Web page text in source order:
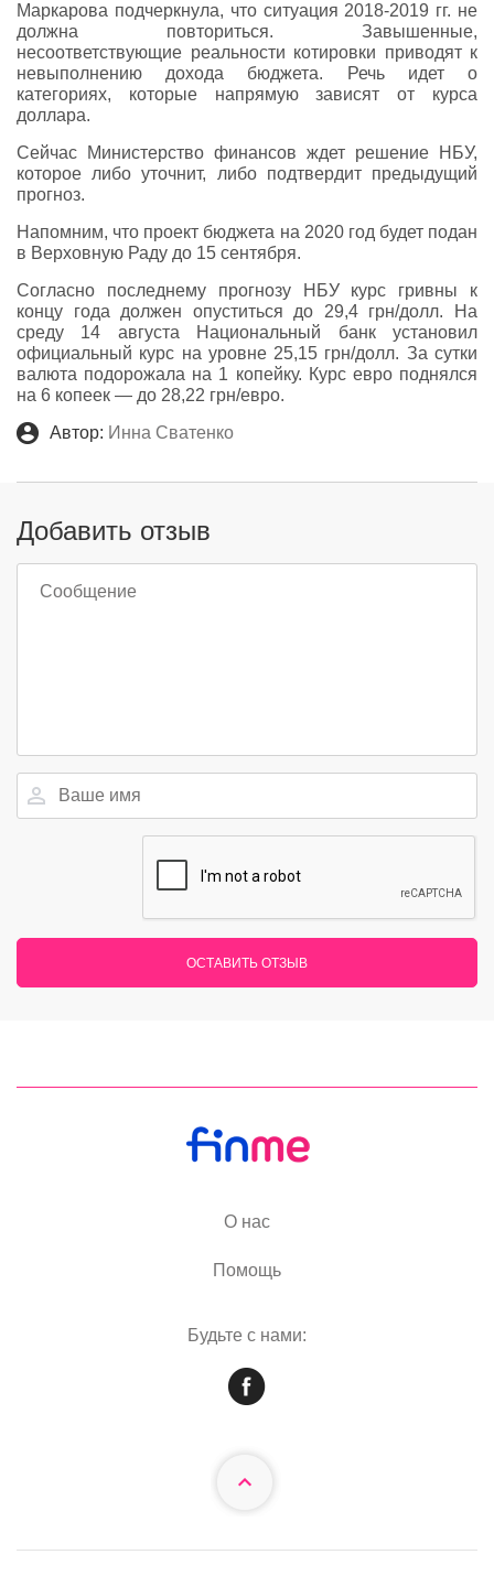
Маркарова подчеркнула, что ситуация 2018-2019 гг. не
должна повториться. Завышенные,
несоответствующие реальности котировки приводят к
невыполнению дохода бюджета. Речь идет о
категориях, которые напрямую зависят от курса
доллара.
Сейчас Министерство финансов ждет решение НБУ,
которое либо уточнит, либо подтвердит предыдущий
прогноз.
Напомним, что проект бюджета на 2020 год будет подан
в Верховную Раду до 15 сентября.
Согласно последнему прогнозу НБУ курс гривны к
концу года должен опуститься до 29,4 грн/долл. На
среду 14 августа Национальный банк установил
официальный курс на уровне 25,15 грн/долл. За сутки
валюта подорожала на 1 копейку. Курс евро поднялся
на 6 копеек — до 28,22 грн/евро.
Автор: Инна Сватенко
Добавить отзыв
ОСТАВИТЬ ОТЗЫВ
О нас
Помощь
Будьте с нами: